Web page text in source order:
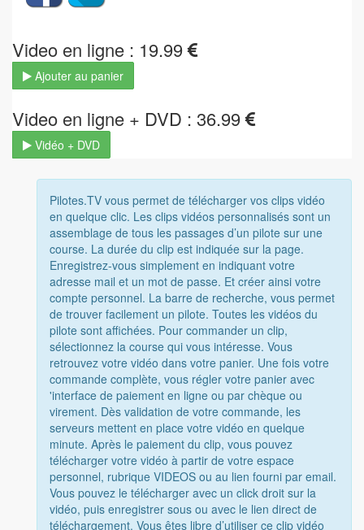
Video en ligne : 19.99
Ajouter au panier
Video en ligne + DVD : 36.99
Vidéo + DVD
Pilotes.TV vous permet de télécharger vos clips vidéo
en quelque clic. Les clips vidéos personnalisés sont un
assemblage de tous les passages d’un pilote sur une
course. La durée du clip est indiquée sur la page.
Enregistrez-vous simplement en indiquant votre
adresse mail et un mot de passe. Et créer ainsi votre
compte personnel. La barre de recherche, vous permet
de trouver facilement un pilote. Toutes les vidéos du
pilote sont affichées. Pour commander un clip,
sélectionnez la course qui vous intéresse. Vous
retrouvez votre vidéo dans votre panier. Une fois votre
commande complète, vous régler votre panier avec
'interface de paiement en ligne ou par chèque ou
virement. Dès validation de votre commande, les
serveurs mettent en place votre vidéo en quelque
minute. Après le paiement du clip, vous pouvez
télécharger votre vidéo à partir de votre espace
personnel, rubrique VIDEOS ou au lien fourni par email.
Vous pouvez le télécharger avec un click droit sur la
vidéo, puis enregistrer sous ou avec le lien direct de
téléchargement. Vous êtes libre d’utiliser ce clip vidéo